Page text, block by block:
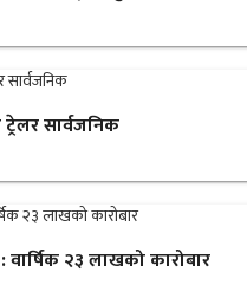
सार्वजनिक
वार्षिक २३ लाखको कारोबार